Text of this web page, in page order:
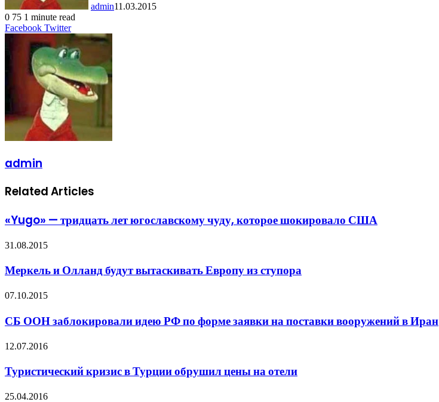
admin11.03.2015
0 75 1 minute read
Facebook TwitterLinkedIn
Tumblr
Pinterest
Reddit
VKontakte
Share
via
Email
Print
admin
Related Articles
«Yugo» — тридцать лет югославскому чуду, которое шокировало США
31.08.2015
Меркель и Олланд будут вытаскивать Европу из ступора
07.10.2015
СБ ООН заблокировали идею РФ по форме заявки на поставки вооружений в Иран
12.07.2016
Туристический кризис в Турции обрушил цены на отели
25.04.2016